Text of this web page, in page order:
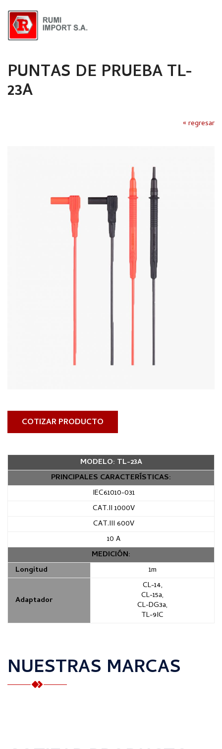
PUNTAS DE PRUEBA TL-
23A
« regresar
COTIZAR PRODUCTO
MODELO: TL-23A
PRINCIPALES CARACTERÍSTICAS:
IEC61010-031
CAT.II 1000V
CAT.III 600V
10 A
MEDICIÓN:
Longitud
1m
Adaptador
CL-14,
CL-15a,
CL-DG3a,
TL-9IC
NUESTRAS MARCAS